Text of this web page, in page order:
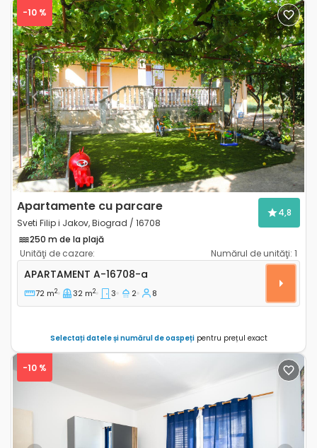
Previous Next
-10 %
Apartamente cu parcare
Sveti Filip i Jakov, Biograd / 16708
4,8
250 m de la plajă
Unităţi de cazare:
Numărul de unităţi: 1
Apartament cu trei camere Sveti Filip i Jakov,
APARTAMENT A-16708-a
72 m2 32 m2 3 2 8
Selectați datele și numărul de oaspețipentru prețul exact
-10 %